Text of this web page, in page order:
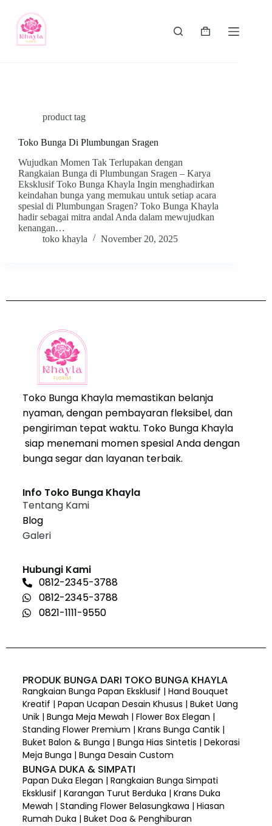
product tag
Toko Bunga Di Plumbungan Sragen
Wujudkan Momen Tak Terlupakan dengan
Rangkaian Bunga di Plumbungan Sragen – Karya
Eksklusif Toko Bunga Khayla Ingin menghadirkan
keindahan bunga yang memukau untuk setiap acara
spesial di Plumbungan Sragen? Toko Bunga Khayla
hadir sebagai mitra andal Anda dalam mewujudkan
kenangan…
toko khayla
November 20, 2025
Toko Bunga Khayla memastikan belanja
nyaman, dengan pembayaran fleksibel, dan
pengiriman tepat waktu. Toko Bunga Khayla
siap menemani momen spesial Anda dengan
bunga segar dan layanan terbaik.
Info Toko Bunga Khayla
Tentang Kami
Blog
Galeri
Hubungi Kami
0812-2345-3788
0812-2345-3788
0821-1111-9550
PRODUK BUNGA DARI TOKO BUNGA KHAYLA
Rangkaian Bunga Papan Eksklusif | Hand Bouquet
Kreatif | Papan Ucapan Desain Khusus | Buket Uang
Unik | Bunga Meja Mewah | Flower Box Elegan |
Standing Flower Premium | Krans Bunga Cantik |
Buket Balon & Bunga | Bunga Hias Sintetis | Dekorasi
Meja Bunga | Bunga Desain Custom
BUNGA DUKA & SIMPATI
Papan Duka Elegan | Rangkaian Bunga Simpati
Eksklusif | Karangan Turut Berduka | Krans Duka
Mewah | Standing Flower Belasungkawa | Hiasan
Rumah Duka | Buket Doa & Penghiburan